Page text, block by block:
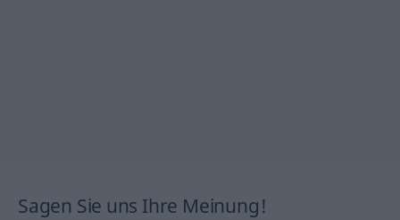
Sagen Sie uns Ihre Meinung!